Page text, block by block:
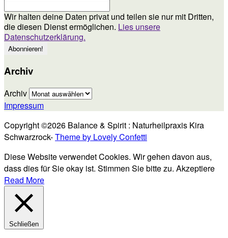
Wir halten deine Daten privat und teilen sie nur mit Dritten,
die diesen Dienst ermöglichen. Lies unsere
Datenschutzerklärung.
Archiv
Archiv
Impressum
Copyright ©2026 Balance & Spirit : Naturheilpraxis Kira
Schwarzrock-Theme by Lovely Confetti
Diese Website verwendet Cookies. Wir gehen davon aus,
dass dies für Sie okay ist. Stimmen Sie bitte zu. Akzeptiere
Read More
Schließen